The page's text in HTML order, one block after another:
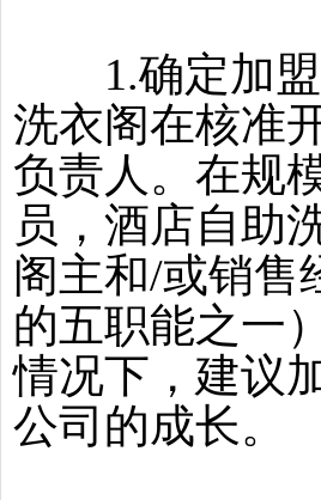
1.确定加盟
洗衣阁在核准
负责人。在规
员，酒店自助
阁主和/或销售
的五职能之一
情况下，建议
公司的成长。